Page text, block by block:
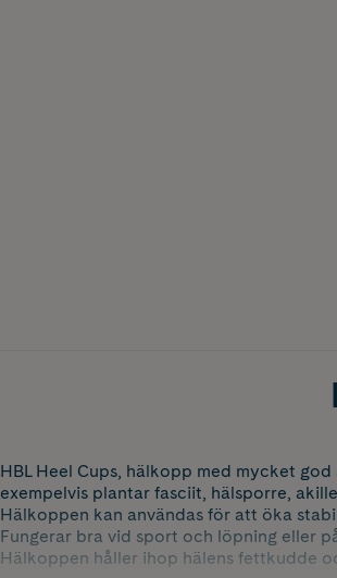
HBL Heel Cups, hälkopp med mycket
exempelvis plantar fasciit, hälsporre,
Hälkoppen kan användas för att öka
Fungerar bra vid sport och löpning eller
Hälkoppen håller ihop hälens fettkudde